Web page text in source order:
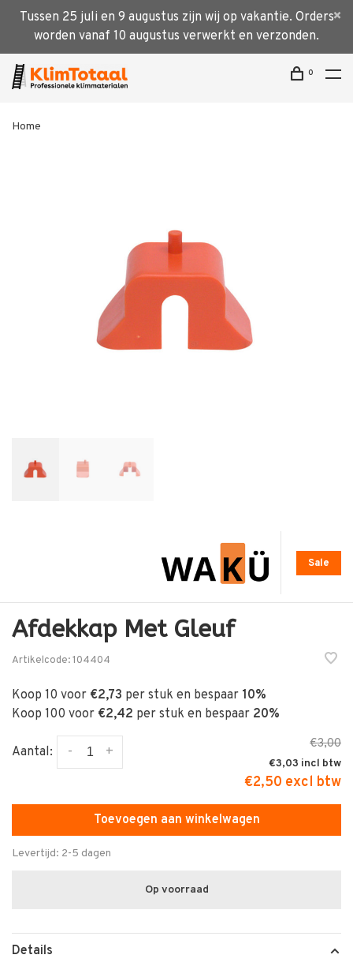
Tussen 25 juli en 9 augustus zijn wij op vakantie. Orders
worden vanaf 10 augustus verwerkt en verzonden.
0
Home
Sale
Afdekkap Met Gleuf
Artikelcode:104404
Koop 10 voor €2,73 per stuk en bespaar 10%
Koop 100 voor €2,42 per stuk en bespaar 20%
Aantal: +
-
€3,00
€3,03
€2,50 excl btw
Toevoegen aan winkelwagen
Levertijd: 2-5 dagen
Op voorraad
Details